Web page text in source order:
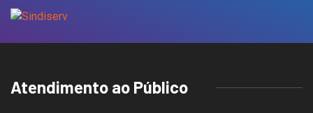
Atendimento ao Público